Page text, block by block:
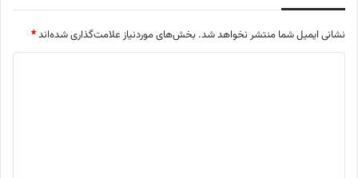
نشانی ایمیل شما منتشر نخواهد شد. بخش‌های موردنیاز علامت‌گذاری شده‌اند*